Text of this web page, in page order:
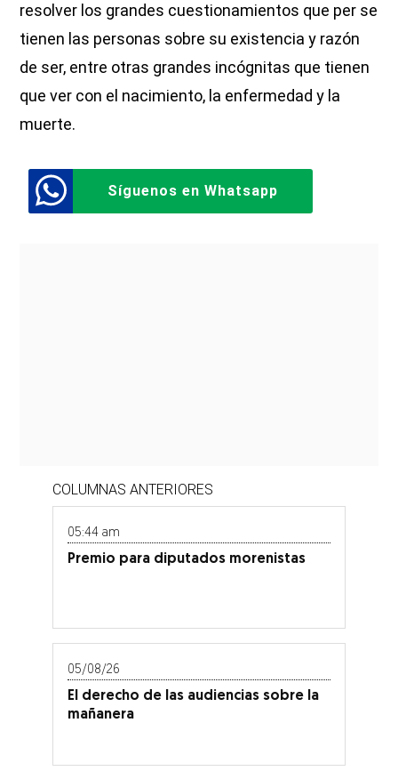
resolver los grandes cuestionamientos que per se
tienen las personas sobre su existencia y razón
de ser, entre otras grandes incógnitas que tienen
que ver con el nacimiento, la enfermedad y la
muerte.
Síguenos en Whatsapp
COLUMNAS ANTERIORES
05:44 am
Premio para diputados morenistas
05/08/26
El derecho de las audiencias sobre la
mañanera